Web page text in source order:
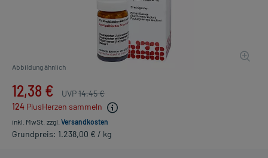
Abbildung ähnlich
12,38 € UVP14,45 €
124 PlusHerzen sammeln
inkl. MwSt. zzgl. Versandkosten
Grundpreis: 1.238,00 € / kg